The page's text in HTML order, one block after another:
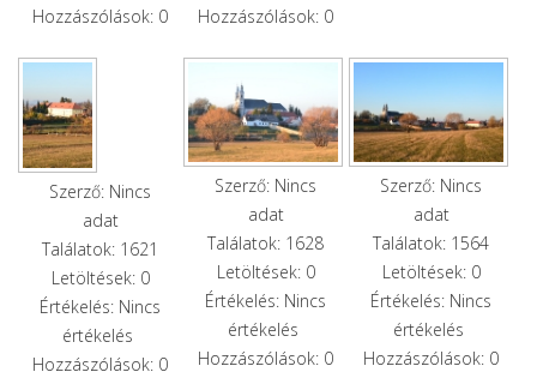
Hozzászólások: 0
Hozzászólások: 0
Szerző: Nincs
adat
Találatok: 1621
Letöltések: 0
Értékelés: Nincs
értékelés
Hozzászólások: 0
Szerző: Nincs
adat
Találatok: 1628
Letöltések: 0
Értékelés: Nincs
értékelés
Hozzászólások: 0
Szerző: Nincs
adat
Találatok: 1564
Letöltések: 0
Értékelés: Nincs
értékelés
Hozzászólások: 0